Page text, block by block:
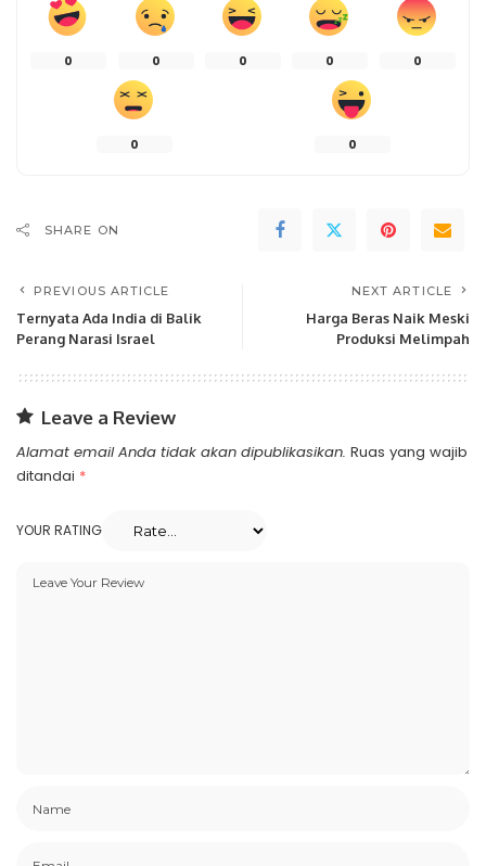
0 0 0 0 0
0 0
SHARE ON
PREVIOUS ARTICLE
Ternyata Ada India di Balik
Perang Narasi Israel
NEXT ARTICLE
Harga Beras Naik Meski
Produksi Melimpah
Leave a Review
Alamat email Anda tidak akan dipublikasikan. Ruas yang wajib
ditandai *
YOUR RATING